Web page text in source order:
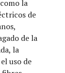
la
de
de la
la
uso de